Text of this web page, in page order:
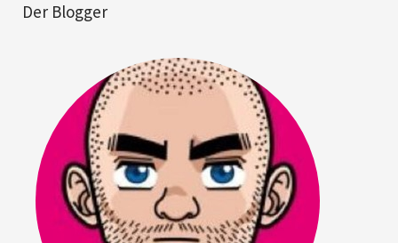
Der Blogger